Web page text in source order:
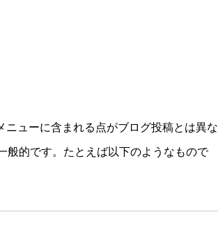
ューに含まれる点がブログ投稿とは異な
般的です。たとえば以下のようなもので